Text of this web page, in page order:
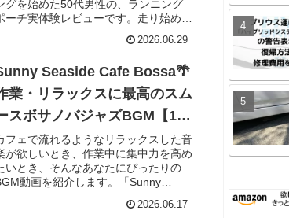
グを始めた50代男性の、ランニング
ーチ実体験レビューです。走り始めて
してくれた専用ポーチとの出会いをお伝
2026.06.29
Seaside Cafe Bossa🌴
業・リラックスに最高のスム
スボサノバジャズBGM【1時
36分】
フェで流れるようなリラックスした音
が欲しいとき、作業中に集中力を高め
いとき、そんなあなたにぴったりの
動画を紹介します。「Sunny
2026.06.17